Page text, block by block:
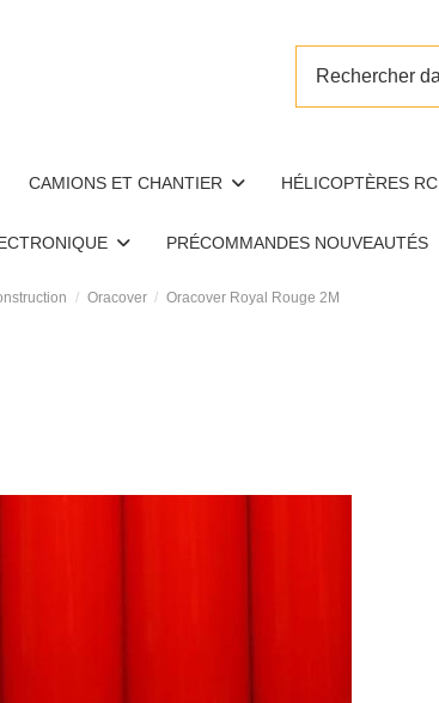
CAMIONS ET CHANTIER HÉLICOPTÈRES RC
PRÉCOMMANDES NOUVEAUTÉS
Oracover Oracover Royal Rouge 2M